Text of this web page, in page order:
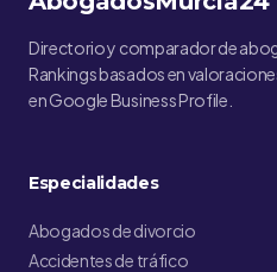
Directorio y comparador de
Rankings basados en
en Google Business Profile.
Especialidades
Abogados de divorcio
Accidentes de tráfico